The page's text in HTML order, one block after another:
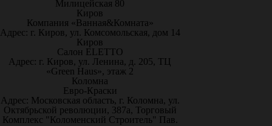
Милицейская 80
Киров
Компания «Ванная&Комната»
Адрес: г. Киров, ул. Комсомольская, дом 14
Киров
Салон ELETTO
Адрес: г. Киров, ул. Ленина, д. 205, ТЦ
«Green Haus», этаж 2
Коломна
Евро-Краски
Адрес: Московская область, г. Коломна, ул.
Октябрьской революции, 387а, Торговый
Комплекс "Коломенский Строитель" Пав.